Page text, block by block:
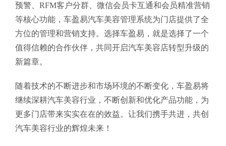
预警、RFM客户分群、微信会员卡互通和会员精准营销
等核心功能，车盈易汽车美容管理系统为门店提供了全
方位的管理和营销支持。选择车盈易，就是选择了一个
值得信赖的合作伙伴，共同开启汽车美容店转型升级的
新篇章。
随着技术的不断进步和市场环境的不断变化，车盈易将
继续深耕汽车美容行业，不断创新和优化产品功能，为
更多门店带来实实在在的效益。让我们携手共进，共创
汽车美容行业的辉煌未来！